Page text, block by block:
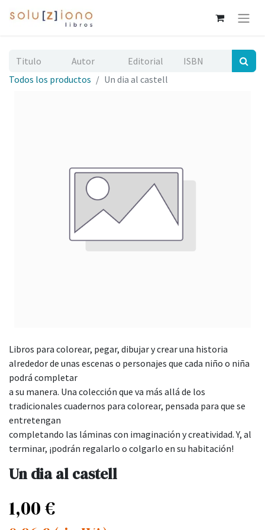
Todos los productos Un dia al castell
Libros para colorear, pegar, dibujar y crear una historia
alrededor de unas escenas o personajes que cada niño o niña
podrá completar
a su manera. Una colección que va más allá de los
tradicionales cuadernos para colorear, pensada para que se
entretengan
completando las láminas con imaginación y creatividad. Y, al
terminar, ¡podrán regalarlo o colgarlo en su habitación!
Un dia al castell
1,00€